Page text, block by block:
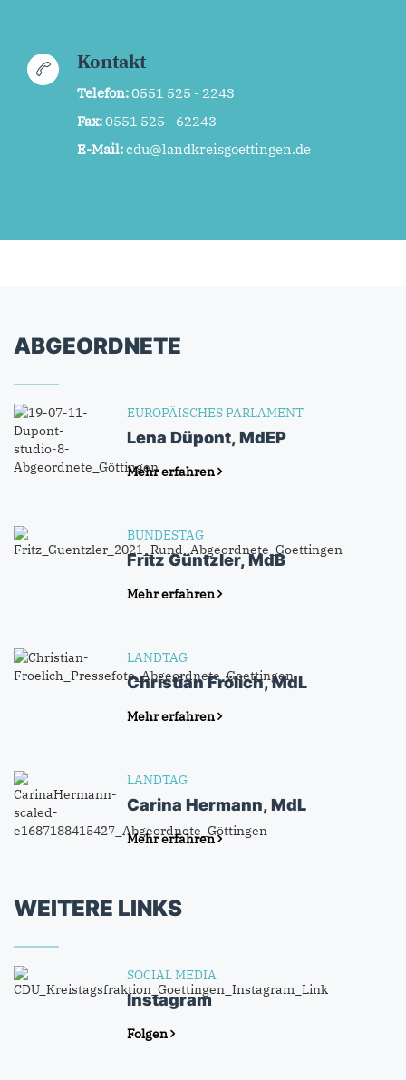
Kontakt
Telefon:0551 525 - 2243
Fax:0551 525 - 62243
E-Mail:cdu@landkreisgoettingen.de
ABGEORDNETE
EUROPÄISCHES PARLAMENT
Lena Düpont, MdEP
Mehr erfahren
BUNDESTAG
Fritz Güntzler, MdB
Mehr erfahren
LANDTAG
Christian Frölich, MdL
Mehr erfahren
LANDTAG
Carina Hermann, MdL
Mehr erfahren
WEITERE LINKS
SOCIAL MEDIA
Instagram
Folgen